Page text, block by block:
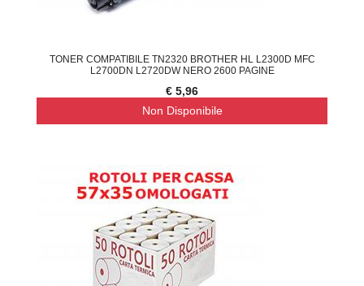
TONER COMPATIBILE TN2320 BROTHER HL L2300D MFC
L2700DN L2720DW NERO 2600 PAGINE
€ 5,96
Non Disponibile